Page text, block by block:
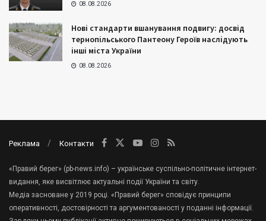
08.08.2026
Нові стандарти вшанування подвигу: досвід
тернопільського Пантеону Героїв наслідують
інші міста України
08.08.2026
Реклама Контакти
«Правий берег» (pb-news.info) – українське суспільно-політичне інтернет-
видання, яке висвітлює актуальні події України та світу.
Медіа засноване у 2019 році. «Правий берег» сповідує принципи
оперативності, достовірності та аргументованості у поданні інформації.